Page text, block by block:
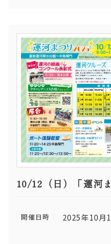
10/12（日）「運河
開催日時 2025年10月